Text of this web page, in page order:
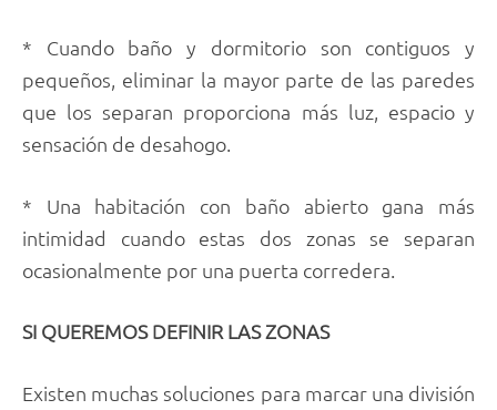
* Cuando baño y dormitorio son contiguos y
pequeños, eliminar la mayor parte de las paredes
que los separan proporciona más luz, espacio y
sensación de desahogo.
* Una habitación con baño abierto gana más
intimidad cuando estas dos zonas se separan
ocasionalmente por una puerta corredera.
SI QUEREMOS DEFINIR LAS ZONAS
Existen muchas soluciones para marcar una división